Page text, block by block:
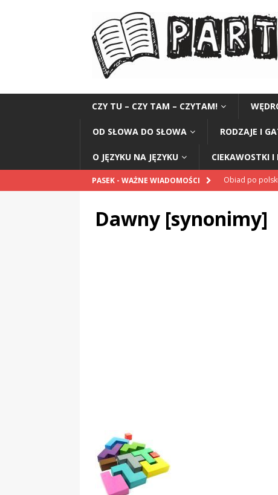
CZY TU – CZY TAM – CZYTAM!
OD SŁOWA DO SŁOWA RODZAJE I
O JĘZYKU NA JĘZYKU CIEKAWOSTKI I
PASEK - WAŻNE WIADOMOŚCI Obiad po
„Kompania
Dawny [synonimy]